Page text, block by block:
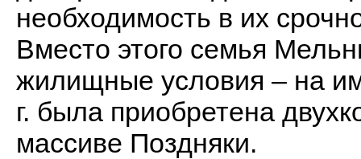
необходимость в их
Вместо этого семья
жилищные условия – на
г. была приобретена
массиве Поздняки.